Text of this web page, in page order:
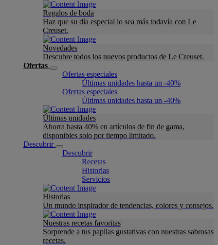
Regalos de boda
Haz que su día especial lo sea más todavía con Le
Creuset.
Novedades
Descubre todos los nuevos productos de Le Creuset.
Ofertas
Ofertas especiales
Últimas unidades hasta un -40%
Ofertas especiales
Últimas unidades hasta un -40%
Últimas unidades
Ahorra hasta 40% en artículos de fin de gama,
disponibles solo por tiempo limitado.
Descubrir
Descubrir
Recetas
Historias
Servicios
Historias
Un mundo inspirador de tendencias, colores y consejos.
Nuestras recetas favoritas
Sorprende a tus papilas gustativas con nuestras sabrosas
recetas.